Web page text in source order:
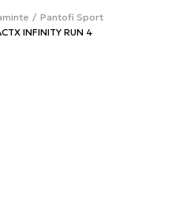
Pantofi Sport
INFINITY RUN 4